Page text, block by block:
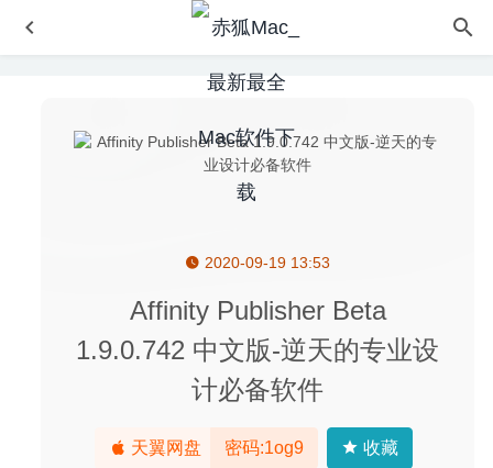
2020-09-19 13:53
Affinity Publisher Beta
1.9.0.742 中文版-逆天的专业设
计必备软件
天翼网盘 密码:1og9 收藏
Mini Metro+(迷你地铁) 2.52 中文版 – 地铁规划模拟游戏
Cinematic Photo Effects 1.4 – 电影级图像效果处理软件
2022-04-27
Middle 1.5.1 中文版-触控板和鼠标增强工具